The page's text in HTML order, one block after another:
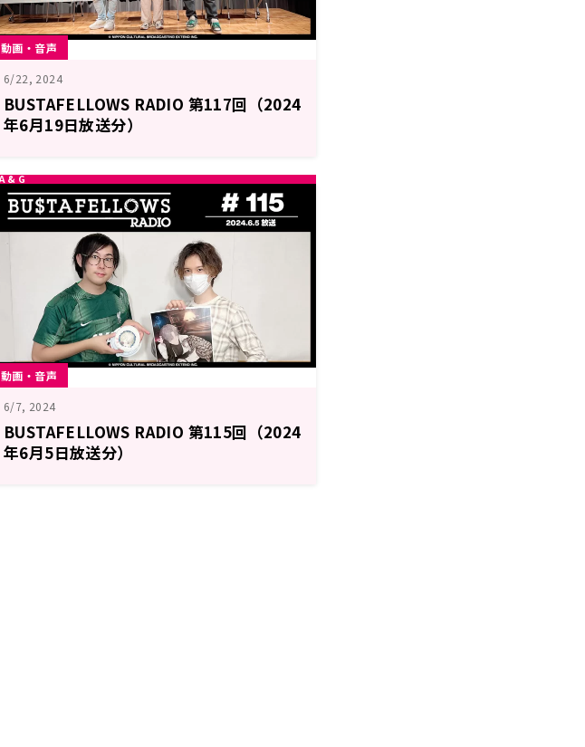
動画・音声
6/22, 2024
BUSTAFELLOWS RADIO 第117回（2024
年6月19日放送分）
動画・音声
6/7, 2024
BUSTAFELLOWS RADIO 第115回（2024
年6月5日放送分）